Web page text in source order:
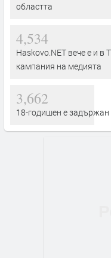
областта
4,534
Haskovo.NET вече е и в
кампания на медията
3,662
18-годишен е задържан